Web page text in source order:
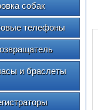
собак
телефоны
и браслеты